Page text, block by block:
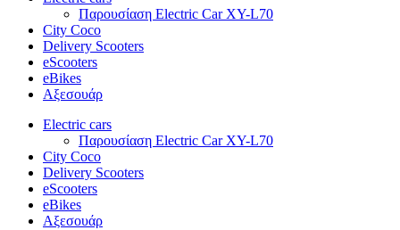
Παρουσίαση Electric Car XY-L70
City Coco
Delivery Scooters
eScooters
eBikes
Αξεσουάρ
Electric cars
Παρουσίαση Electric Car XY-L70
City Coco
Delivery Scooters
eScooters
eBikes
Αξεσουάρ